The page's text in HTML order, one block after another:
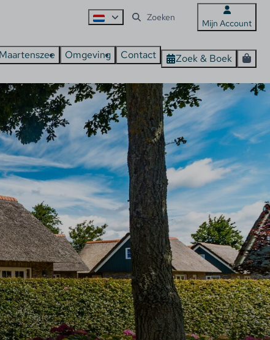
Mijn Account
Omgeving Contact Zoek & Boek